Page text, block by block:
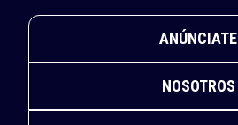
ANÚNCIATE
NOSOTROS